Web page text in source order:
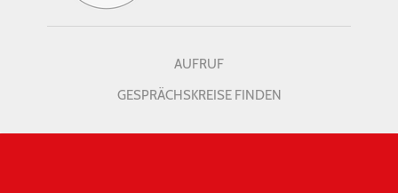
AUFRUF
GESPRÄCHSKREISE FINDEN